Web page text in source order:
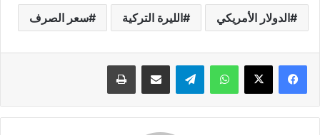
الدولار الأمريكي الليرة التركية سعر الصرف
واتساب